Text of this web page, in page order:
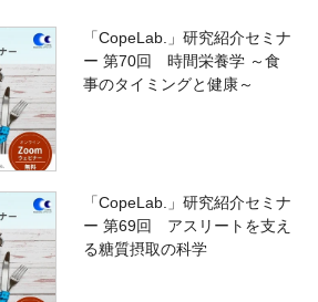
「CopeLab.」研究紹介セミナ
ー 第70回 時間栄養学 ～食
事のタイミングと健康～
「CopeLab.」研究紹介セミナ
ー 第69回 アスリートを支え
る糖質摂取の科学